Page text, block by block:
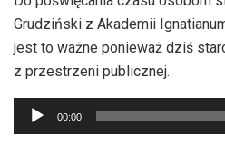
Grudziński z Akademii
jest to ważne ponieważ dziś
z przestrzeni publicznej.
Odtwarzacz
plików
00:00